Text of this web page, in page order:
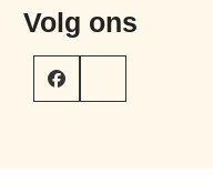
Volg ons